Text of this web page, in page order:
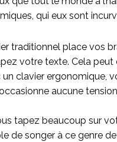
qui eux sont
traditionnel place vos
votre texte. Cela
un clavier ergonomique,
aucune
tapez beaucoup sur
de songer à ce genre